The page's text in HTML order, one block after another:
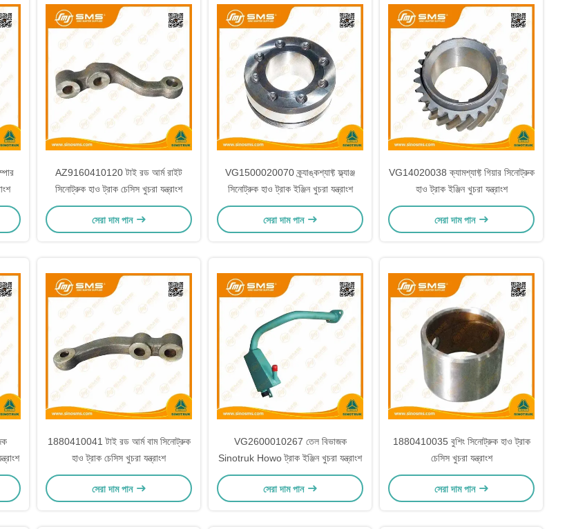
AZ9160410120 টাই রড আর্ম রাইট
সিনোট্রুক হাও ট্রাক চেসিস খুচরা যন্ত্রাংশ
সেরা দাম পান
VG1500020070 ক্র্যাঙ্কশ্যাফ্ট ফ্ল্যাঞ্জ
সিনোট্রুক হাও ট্রাক ইঞ্জিন খুচরা যন্ত্রাংশ
সেরা দাম পান
VG14020038 ক্যামশ্যাফ্ট গিয়ার সিনোট্রুক
হাও ট্রাক ইঞ্জিন খুচরা যন্ত্রাংশ
সেরা দাম পান
1880410041 টাই রড আর্ম বাম সিনোট্রুক
হাও ট্রাক চেসিস খুচরা যন্ত্রাংশ
সেরা দাম পান
VG2600010267 তেল বিভাজক
Sinotruk Howo ট্রাক ইঞ্জিন খুচরা যন্ত্রাংশ
সেরা দাম পান
1880410035 বুশিং সিনোট্রুক হাও ট্রাক
চেসিস খুচরা যন্ত্রাংশ
সেরা দাম পান